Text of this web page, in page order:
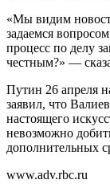
«Мы видим
задаемся
процесс по делу
честным?» —
Путин 26 апреля
заявил, что
настоящего
невозможно
дополнительных
www.adv.rbc.ru